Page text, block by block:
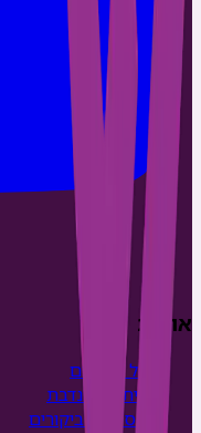
אודות
על ביקורים
כיתה מתנדבת
מסע של ביקורים